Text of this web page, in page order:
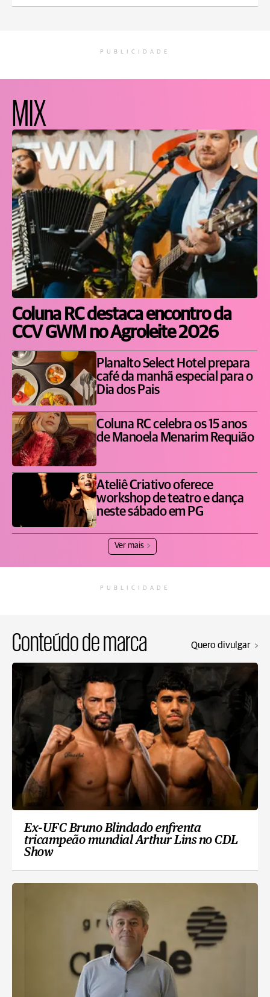
PUBLICIDADE
MIX
Coluna RC destaca encontro da
CCV GWM no Agroleite 2026
Planalto Select Hotel prepara
café da manhã especial para o
Dia dos Pais
Coluna RC celebra os 15 anos
de Manoela Menarim Requião
Ateliê Criativo oferece
workshop de teatro e dança
neste sábado em PG
Ver mais
PUBLICIDADE
Conteúdo de marca Quero divulgar
Ex-UFC Bruno Blindado enfrenta
tricampeão mundial Arthur Lins no CDL
Show